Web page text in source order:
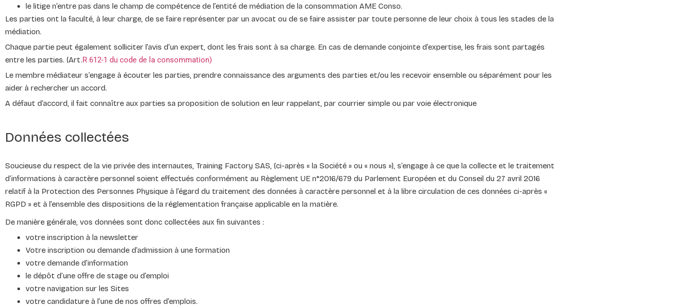
le litige n’entre pas dans le champ de compétence de l’entité de médiation de la consommation AME Conso.
Les parties ont la faculté, à leur charge, de se faire représenter par un avocat ou de se faire assister par toute personne de leur choix à tous les stades de la
médiation.
Chaque partie peut également solliciter l’avis d’un expert, dont les frais sont à sa charge. En cas de demande conjointe d’expertise, les frais sont partagés
entre les parties. (Art.R 612-1 du code de la consommation)
Le membre médiateur s’engage à écouter les parties, prendre connaissance des arguments des parties et/ou les recevoir ensemble ou séparément pour les
aider à rechercher un accord.
A défaut d’accord, il fait connaître aux parties sa proposition de solution en leur rappelant, par courrier simple ou par voie électronique
Données collectées
Soucieuse du respect de la vie privée des internautes, Training Factory SAS, (ci-après « la Société » ou « nous »), s’engage à ce que la collecte et le traitement
d’informations à caractère personnel soient effectués conformément au Règlement UE n°2016/679 du Parlement Européen et du Conseil du 27 avril 2016
relatif à la Protection des Personnes Physique à l’égard du traitement des données à caractère personnel et à la libre circulation de ces données ci-après «
RGPD » et à l’ensemble des dispositions de la réglementation française applicable en la matière.
De manière générale, vos données sont donc collectées aux fin suivantes :
votre inscription à la newsletter
Votre inscription ou demande d’admission à une formation
votre demande d’information
le dépôt d’une offre de stage ou d’emploi
votre navigation sur les Sites
votre candidature à l’une de nos offres d’emplois.